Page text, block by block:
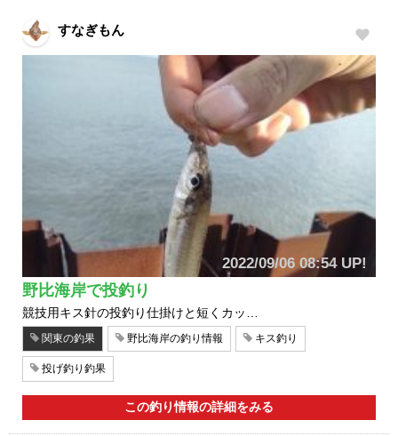
すなぎもん
2022/09/06 08:54 UP!
野比海岸で投釣り
競技用キス針の投釣り仕掛けと短くカッ…
関東の釣果 野比海岸の釣り情報 キス釣り
投げ釣り釣果
この釣り情報の詳細をみる